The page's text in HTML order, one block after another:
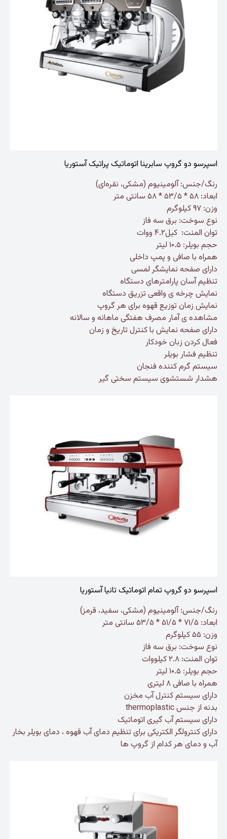
اسپرسو دو گروپ سابرینا اتوماتیک پراتیک آستوریا
رنگ/جنس: آلومینیوم (مشکی، نقره‌ای)
ابعاد: ۵۸ * ۵۳/۵ * ۵۸ سانتی متر
وزن: ۹۷ کیلوگرم
نوع سوخت: برق سه فاز
توان المنت: کیل۴.۲ ووات
حجم بویلر: ۱۰.۵ لیتر
همراه با صافی و پمپ داخلی
دارای صفحه نمایشگر لمسی
تنظیم آسان پارامترهای دستگاه
نمایش چرخه ی واقعی تزریق دستگاه
نمایش زمان توزیع قهوه برای هر گروپ
مشاهده ی آمار مصرف هفتگی ماهانه و سالانه
دارای صفحه نمایش با کنترل تاریخ و زمان
فعال کردن زبان خودکار
تنظیم فشار بویلر
سیستم گرم کننده فنجان
هشدار شستشوی سیستم سختی گیر
اسپرسو دو گروپ تمام اتوماتیک تانیا آستوریا
رنگ/جنس: آلومینیوم (مشکی، سفید، قرمز)
ابعاد: ۷۱/۵ * ۵۱/۵ * ۵۳/۵ سانتی متر
وزن: ۵۵ کیلوگرم
نوع سوخت: برق سه فاز
توان المنت: ۲.۸ کیلووات
حجم بویلر: ۱۰.۵ لیتر
همراه با صافی ۸ لیتری
دارای سیستم کنترل آب مخزن
بدنه از جنس thermoplastic
دارای سیستم آب گیری اتوماتیک
دارای کنترولگر الکتریکی برای تنظیم دمای آب قهوه ، دمای بویلر بخار
آب و دمای هر کدام از گروپ ها